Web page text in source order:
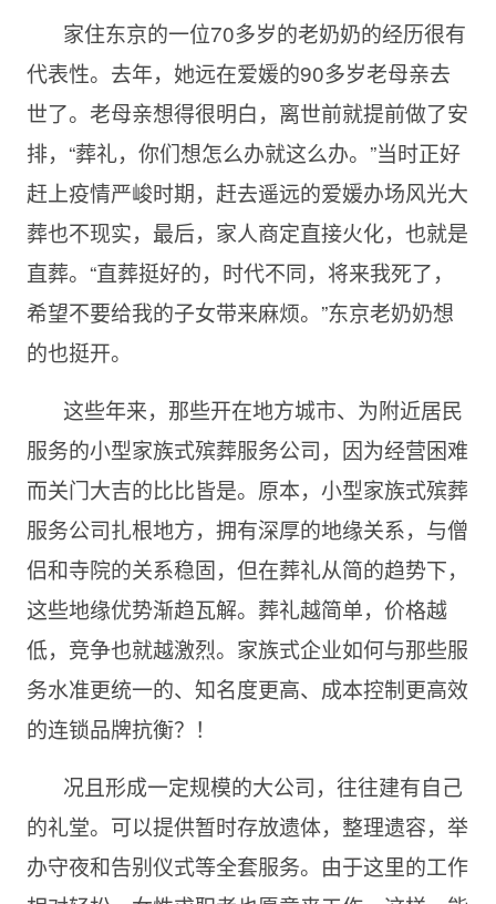
家住东京的一位70多岁的老奶奶的经历很有
代表性。去年，她远在爱媛的90多岁老母亲去
世了。老母亲想得很明白，离世前就提前做了安
排，“葬礼，你们想怎么办就这么办。”当时正好
赶上疫情严峻时期，赶去遥远的爱媛办场风光大
葬也不现实，最后，家人商定直接火化，也就是
直葬。“直葬挺好的，时代不同，将来我死了，
希望不要给我的子女带来麻烦。”东京老奶奶想
的也挺开。
这些年来，那些开在地方城市、为附近居民
服务的小型家族式殡葬服务公司，因为经营困难
而关门大吉的比比皆是。原本，小型家族式殡葬
服务公司扎根地方，拥有深厚的地缘关系，与僧
侣和寺院的关系稳固，但在葬礼从简的趋势下，
这些地缘优势渐趋瓦解。葬礼越简单，价格越
低，竞争也就越激烈。家族式企业如何与那些服
务水准更统一的、知名度更高、成本控制更高效
的连锁品牌抗衡？！
况且形成一定规模的大公司，往往建有自己
的礼堂。可以提供暂时存放遗体，整理遗容，举
办守夜和告别仪式等全套服务。由于这里的工作